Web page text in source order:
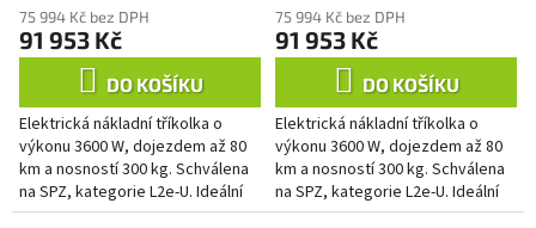
75 994 Kč bez DPH
91 953 Kč
DO KOŠÍKU
Elektrická nákladní tříkolka o
výkonu 3600 W, dojezdem až 80
km a nosností 300 kg. Schválena
na SPZ, kategorie L2e-U. Ideální
pro farmáře, řemeslníky a
75 994 Kč bez DPH
91 953 Kč
DO KOŠÍKU
Elektrická nákladní tříkolka o
výkonu 3600 W, dojezdem až 80
km a nosností 300 kg. Schválena
na SPZ, kategorie L2e-U. Ideální
pro farmáře, řemeslníky a